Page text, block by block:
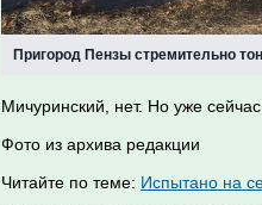
Пригород Пензы стремительно
Мичуринский, нет. Но уже
Фото из архива редакции
Читайте по теме: Испытано на